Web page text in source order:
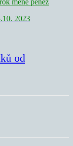
2023
od